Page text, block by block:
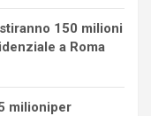
150 milioni
a Roma
milioniper